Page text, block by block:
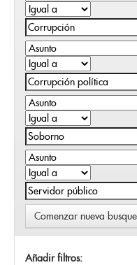
Comenzar nueva
Añadir filtros: